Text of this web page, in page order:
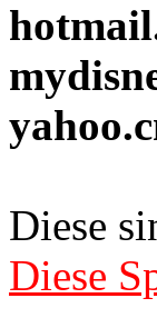
Diese
Diese